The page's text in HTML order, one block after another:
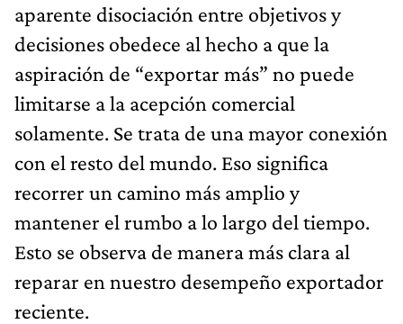
aparente disociación entre objetivos y
decisiones obedece al hecho a que la
aspiración de “exportar más” no puede
limitarse a la acepción comercial
solamente. Se trata de una mayor conexión
con el resto del mundo. Eso significa
recorrer un camino más amplio y
mantener el rumbo a lo largo del tiempo.
Esto se observa de manera más clara al
reparar en nuestro desempeño exportador
reciente.